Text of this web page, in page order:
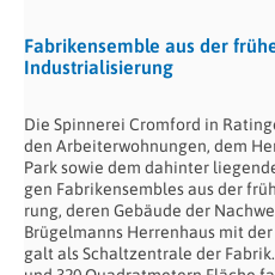
Fabrikensemble aus der
Industrialisierung
Die Spin­ne­rei Crom­ford in
den Ar­bei­ter­woh­nun­gen, dem
Park so­wie dem da­hin­ter
gen Fa­bri­k­en­sem­bles aus der
rung, de­ren Ge­bäu­de der
Brügelmanns Herrenhaus mit
galt als Schaltzentrale der